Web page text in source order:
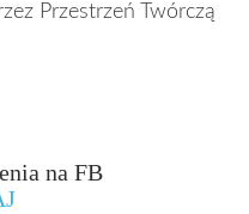
Przestrzeń Twórczą
na FB